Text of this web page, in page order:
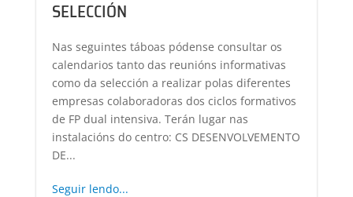
SELECCIÓN
Nas seguintes táboas pódense consultar os
calendarios tanto das reunións informativas
como da selección a realizar polas diferentes
empresas colaboradoras dos ciclos formativos
de FP dual intensiva. Terán lugar nas
instalacións do centro: CS DESENVOLVEMENTO
DE...
Seguir lendo...